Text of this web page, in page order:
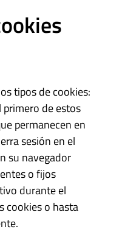
tipos de cookies:
de estos
permanecen en
sesión en el
su navegador
o fijos
durante el
cookies o hasta